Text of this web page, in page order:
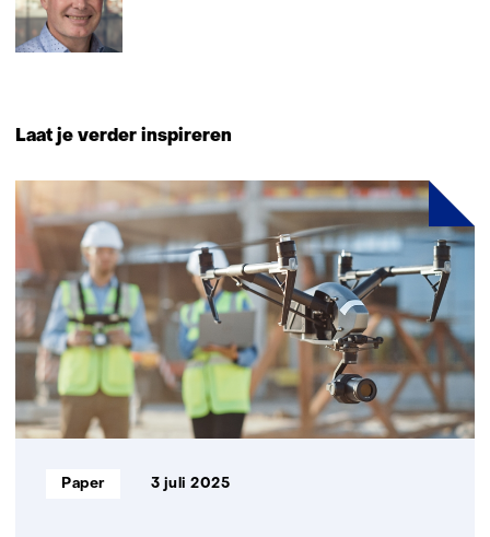
Laat je verder inspireren
3
resultaten,
getoond
1
t/m
Informatietype:
Paper 3 juli 2025